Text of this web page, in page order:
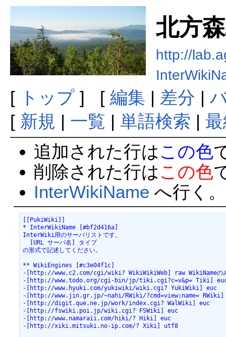
北方
http://
[ トップ] [ 編集 | 差分 |
[ 新規 | 一覧 | 単語検索 |
追加された行は この色
削除された行は この色
InterWikiName へ行く。
[[PukiWiki]]
* InterWikiName [#bf2d416a]
InterWiki用のサーバリストです。
  [URL サーバ名] タイプ
の形式で記述してください。
** WikiEngines [#c3e04f1c]
-[http://www.c2.com/cgi/wiki? WikiWikiWeb] raw WikiNameのみ
-[http://www.todo.org/cgi-bin/jp/tiki.cgi?c=v&p= Tiki]
-[http://www.hyuki.com/yukiwiki/wiki.cgi? YukiWiki] euc
-[http://www.jin.gr.jp/~nahi/RWiki/?cmd=view;name= RWiki]
-[http://digit.que.ne.jp/work/index.cgi? WalWiki] euc
-[http://fswiki.poi.jp/wiki.cgi? FSWiki] euc
-[http://www.namaraii.com/hiki/? Hiki] euc
-[http://xiki.mitsuki.no-ip.com/? Xiki] utf8